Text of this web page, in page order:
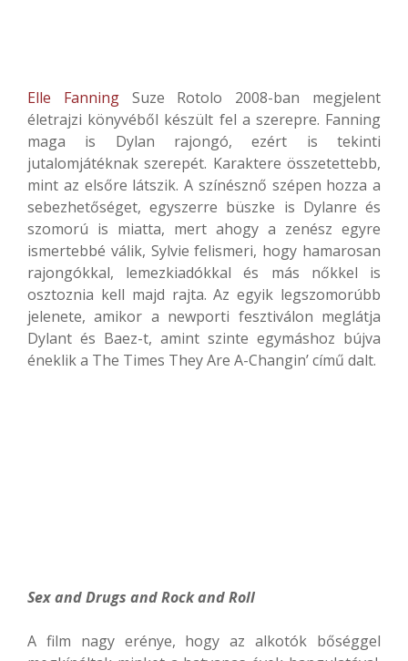
Elle FanningSuze Rotolo 2008-ban megjelent
életrajzi könyvéből készült fel a szerepre. Fanning
maga is Dylan rajongó, ezért is tekinti
jutalomjátéknak szerepét. Karaktere összetettebb,
mint az elsőre látszik. A színésznő szépen hozza a
sebezhetőséget, egyszerre büszke is Dylanre és
szomorú is miatta, mert ahogy a zenész egyre
ismertebbé válik, Sylvie felismeri, hogy hamarosan
rajongókkal, lemezkiadókkal és más nőkkel is
osztoznia kell majd rajta. Az egyik legszomorúbb
jelenete, amikor a newporti fesztiválon meglátja
Dylant és Baez-t, amint szinte egymáshoz bújva
éneklik a The Times They Are A-Changin’ című dalt.
Sex and Drugs and Rock and Roll
A film nagy erénye, hogy az alkotók bőséggel